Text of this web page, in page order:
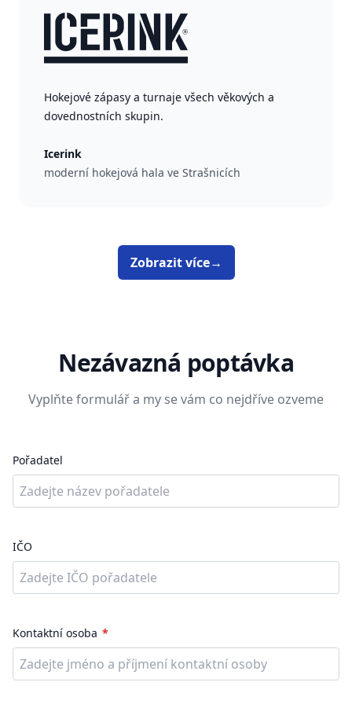
Hokejové zápasy a turnaje všech věkových a
dovednostních skupin.
Icerink
moderní hokejová hala ve Strašnicích
Zobrazit více→
Nezávazná poptávka
Vyplňte formulář a my se vám co nejdříve ozveme
Pořadatel
IČO
Kontaktní osoba